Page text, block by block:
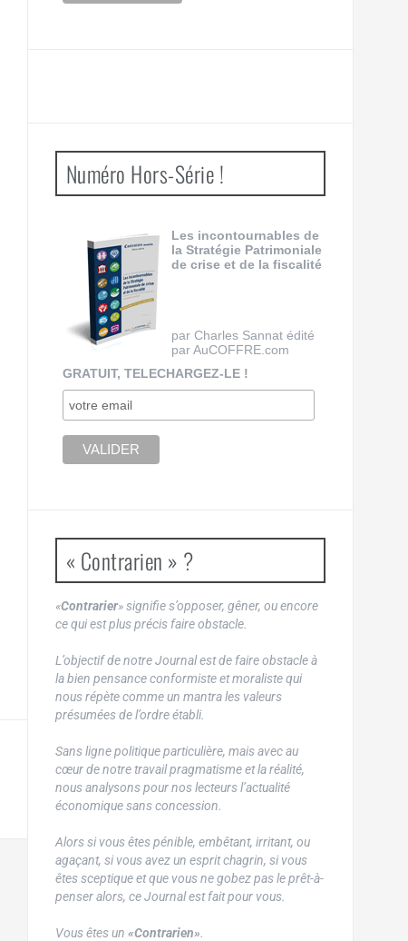
Numéro Hors-Série !
Les incontournables de
la Stratégie Patrimoniale
de crise et de la fiscalité
par Charles Sannat édité
par AuCOFFRE.com
GRATUIT, TELECHARGEZ-LE !
« Contrarien » ?
«Contrarier» signifie s’opposer, gêner, ou encore
ce qui est plus précis faire obstacle.
L’objectif de notre Journal est de faire obstacle à
la bien pensance conformiste et moraliste qui
nous répète comme un mantra les valeurs
présumées de l’ordre établi.
Sans ligne politique particulière, mais avec au
cœur de notre travail pragmatisme et la réalité,
nous analysons pour nos lecteurs l’actualité
économique sans concession.
Alors si vous êtes pénible, embêtant, irritant, ou
agaçant, si vous avez un esprit chagrin, si vous
êtes sceptique et que vous ne gobez pas le prêt-à-
penser alors, ce Journal est fait pour vous.
Vous êtes un «Contrarien».